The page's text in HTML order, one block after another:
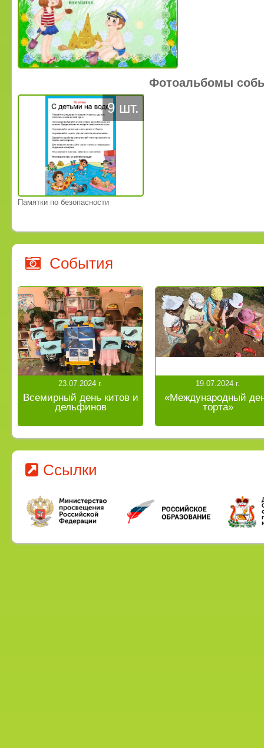
Фотоальбомы
9 шт.
Памятки по безопасности
События
23.07.2024 г.
Всемирный день китов и
дельфинов
19.07.2024 г.
«Международный
торта»
Ссылки